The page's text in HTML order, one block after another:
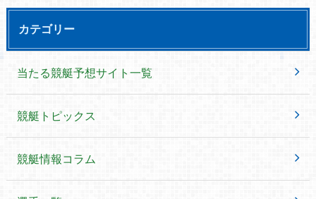
カテゴリー
当たる競艇予想サイト一覧
競艇トピックス
競艇情報コラム